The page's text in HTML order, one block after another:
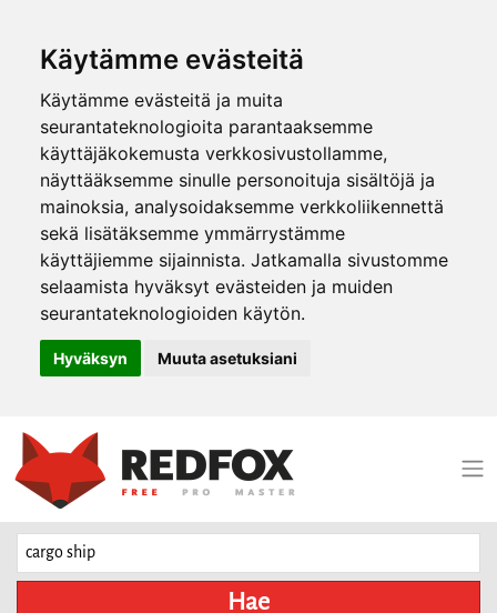
Käytämme evästeitä
Käytämme evästeitä ja muita
seurantateknologioita parantaaksemme
käyttäjäkokemusta verkkosivustollamme,
näyttääksemme sinulle personoituja sisältöjä ja
mainoksia, analysoidaksemme verkkoliikennettä
sekä lisätäksemme ymmärrystämme
käyttäjiemme sijainnista. Jatkamalla sivustomme
selaamista hyväksyt evästeiden ja muiden
seurantateknologioiden käytön.
Hyväksyn Muuta asetuksiani
Hae